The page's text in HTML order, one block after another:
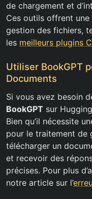
de chargement et
Ces outils offrent
gestion des fichiers,
les meilleurs plugins
Utiliser BookGPT
Documents
Si vous avez besoin
BookGPT sur
Bien qu’il nécessite
pour le traitement de
télécharger un
et recevoir des
précises. Pour plus
notre article sur l’